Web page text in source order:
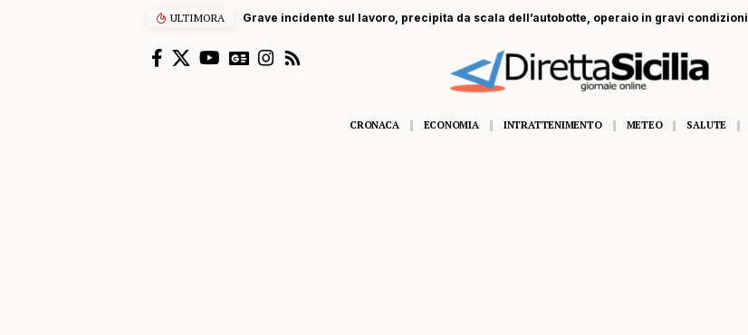
ULTIMORA Grave incidente sul lavoro, precipita da scala dell’autobotte, operaio in gravi condizioni
CRONACA ECONOMIA INTRATTENIMENTO METEO SALUTE